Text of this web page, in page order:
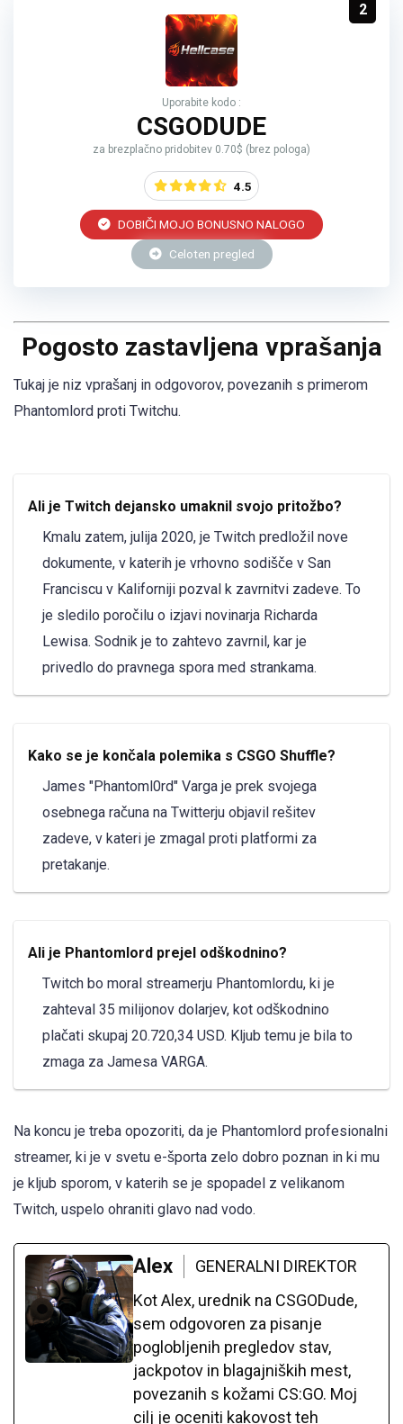
2
Uporabite kodo :
CSGODUDE
za brezplačno pridobitev 0.70$ (brez pologa)
4.5
DOBIČI MOJO BONUSNO NALOGO
Celoten pregled
Pogosto zastavljena vprašanja
Tukaj je niz vprašanj in odgovorov, povezanih s primerom
Phantomlord proti Twitchu.
Ali je Twitch dejansko umaknil svojo pritožbo?
Kmalu zatem, julija 2020, je Twitch predložil nove
dokumente, v katerih je vrhovno sodišče v San
Franciscu v Kaliforniji pozval k zavrnitvi zadeve. To
je sledilo poročilu o izjavi novinarja Richarda
Lewisa. Sodnik je to zahtevo zavrnil, kar je
privedlo do pravnega spora med strankama.
Kako se je končala polemika s CSGO Shuffle?
James "Phantoml0rd" Varga je prek svojega
osebnega računa na Twitterju objavil rešitev
zadeve, v kateri je zmagal proti platformi za
pretakanje.
Ali je Phantomlord prejel odškodnino?
Twitch bo moral streamerju Phantomlordu, ki je
zahteval 35 milijonov dolarjev, kot odškodnino
plačati skupaj 20.720,34 USD. Kljub temu je bila to
zmaga za Jamesa VARGA.
Na koncu je treba opozoriti, da je Phantomlord profesionalni
streamer, ki je v svetu e-športa zelo dobro poznan in ki mu
je kljub sporom, v katerih se je spopadel z velikanom
Twitch, uspelo ohraniti glavo nad vodo.
Alex
GENERALNI DIREKTOR
Kot Alex, urednik na CSGODude,
sem odgovoren za pisanje
poglobljenih pregledov stav,
jackpotov in blagajniških mest,
povezanih s kožami CS:GO. Moj
cilj je oceniti kakovost teh